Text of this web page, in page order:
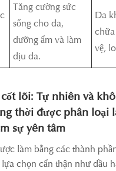
Tăng cường sức
sống cho da,
dưỡng ẩm và làm
dịu da.
Da
vệ,
lõi: Tự nhiên và
thời được phân loại
sự yên tâm
làm bằng các thành
chọn cẩn thận như dầu